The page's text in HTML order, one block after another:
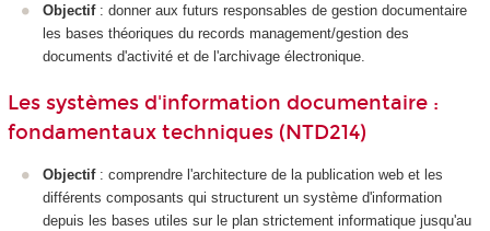
Objectif : donner aux futurs responsables de gestion documentaire
les bases théoriques du records management/gestion des
documents d'activité et de l'archivage électronique.
Les systèmes d'information documentaire :
fondamentaux techniques (NTD214)
Objectif : comprendre l'architecture de la publication web et les
différents composants qui structurent un système d'information
depuis les bases utiles sur le plan strictement informatique jusqu'au